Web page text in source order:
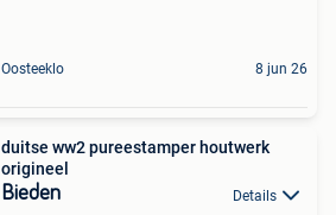
Oosteeklo 8 jun 26
duitse ww2 pureestamper houtwerk
origineel
Bieden Details